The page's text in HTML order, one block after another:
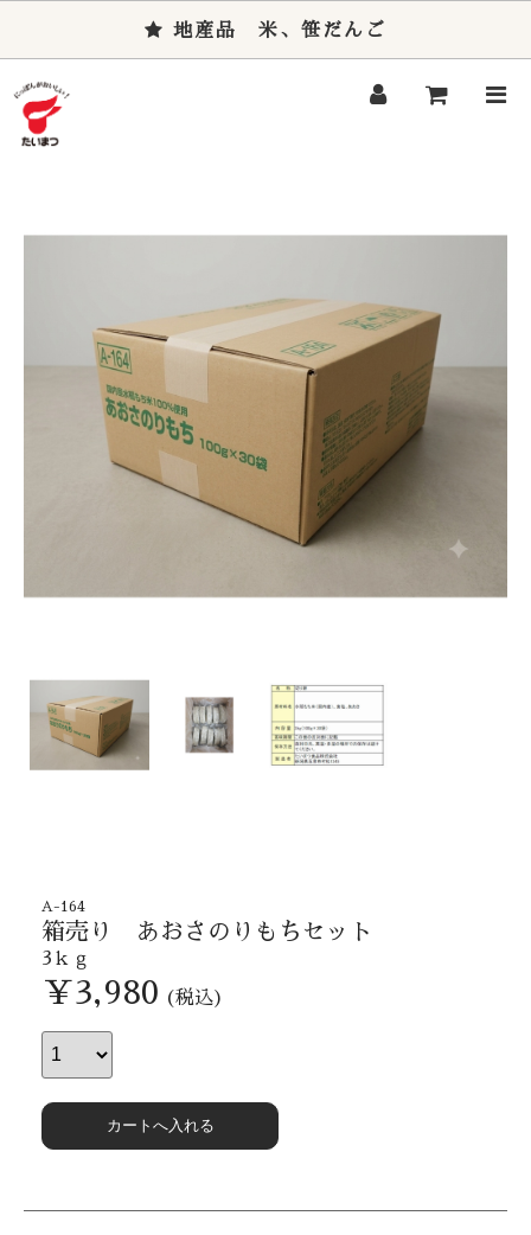
地産品 米、笹だんご
A-164
箱売り あおさのりもちセット
3ｋｇ
￥3,980 (税込)